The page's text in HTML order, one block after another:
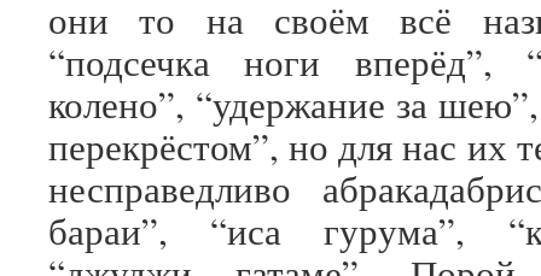
они то на своём всё
“подсечка ноги вперёд”,
колено”, “удержание за
перекрёстом”, но для нас их
несправедливо
бараи”, “иса гурума”,